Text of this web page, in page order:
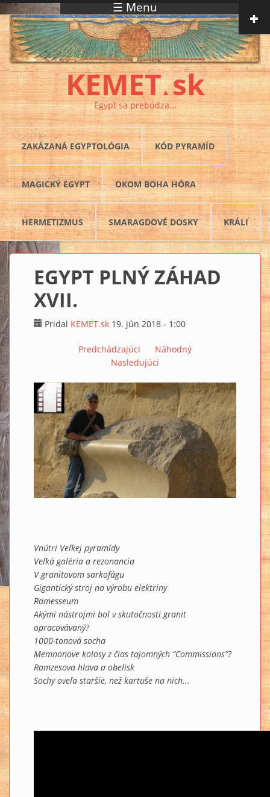
Skočiť na hlavný obsah ☰ Menu
KEMET▲ sk
Egypt sa prebúdza...
ZAKÁZANÁ EGYPTOLÓGIA KÓD PYRAMÍD
MAGICKÝ EGYPT OKOM BOHA HÓRA
HERMETIZMUS SMARAGDOVÉ DOSKY KRÁLI
EGYPT PLNÝ ZÁHAD
XVII.
Pridal KEMET.sk 19. jún 2018 - 1:00
Predchádzajúci
Náhodný
Nasledujúci
Vnútri Veľkej pyramídy
Veľká galéria a rezonancia
V granitovom sarkofágu
Gigantický stroj na výrobu elektriny
Ramesseum
Akými nástrojmi bol v skutočnosti granit
opracovávaný?
1000-tonová socha
Memnonove kolosy z čias tajomných “Commissions”?
Ramzesova hlava a obelisk
Sochy oveľa staršie, než kartuše na nich...